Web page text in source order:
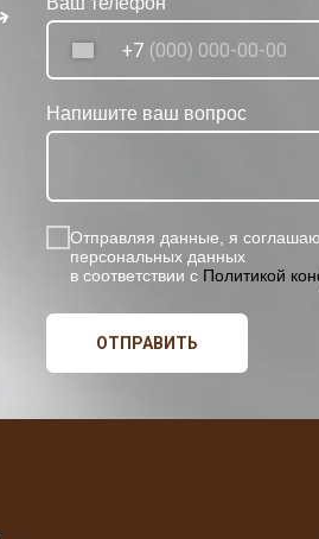
+7
Напишите ваш вопрос
Отправляя данные, я
персональных данных
в соответствии с Политикой
ОТПРАВИТЬ